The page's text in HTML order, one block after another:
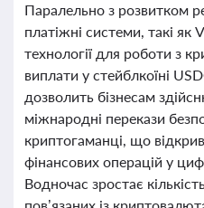
Паралельно з розвитком
платіжні системи, такі як
технології для роботи з
виплати у стейблкоїні
дозволить бізнесам
міжнародні перекази
криптогаманці, що
фінансових операцій у
Водночас зростає